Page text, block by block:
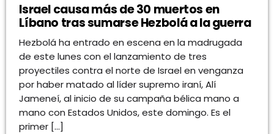
Israel causa más de 30 muertos en
Líbano tras sumarse Hezbolá a la guerra
Hezbolá ha entrado en escena en la madrugada
de este lunes con el lanzamiento de tres
proyectiles contra el norte de Israel en venganza
por haber matado al líder supremo iraní, Alí
Jameneí, al inicio de su campaña bélica mano a
mano con Estados Unidos, este domingo. Es el
primer […]